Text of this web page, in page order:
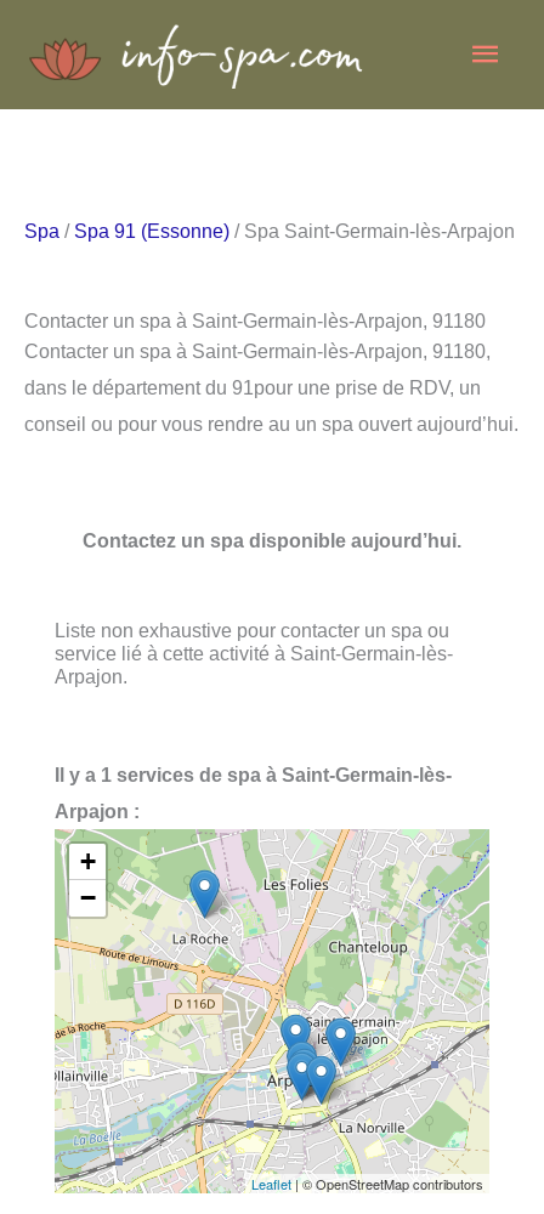
Spa / Spa 91 (Essonne) / Spa Saint-Germain-lès-Arpajon
Contacter un spa à Saint-Germain-lès-Arpajon, 91180
Contacter un spa à Saint-Germain-lès-Arpajon, 91180,
dans le département du 91pour une prise de RDV, un
conseil ou pour vous rendre au un spa ouvert aujourd’hui.
Contactez un spa disponible aujourd’hui.
Liste non exhaustive pour contacter un spa ou
service lié à cette activité à Saint-Germain-lès-
Arpajon.
Il y a 1 services de spa à Saint-Germain-lès-
Arpajon :
+
−
Leaflet| © OpenStreetMap contributors